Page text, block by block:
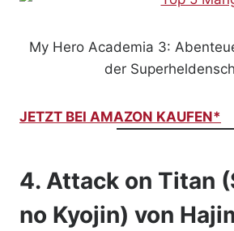
My Hero Academia 3:
der
JETZT BEI AMAZON KAUFEN*
4. Attack on Titan
no Kyojin) von